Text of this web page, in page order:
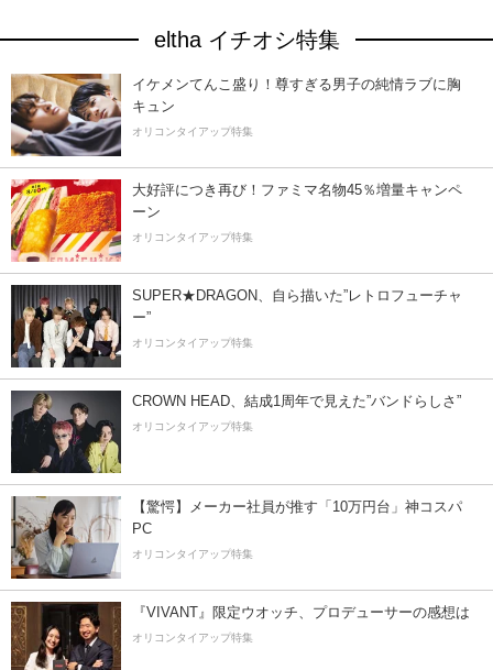
eltha イチオシ特集
イケメンてんこ盛り！尊すぎる男子の純情ラブに胸
キュン
オリコンタイアップ特集
大好評につき再び！ファミマ名物45％増量キャンペ
ーン
オリコンタイアップ特集
SUPER★DRAGON、自ら描いた”レトロフューチャ
ー”
オリコンタイアップ特集
CROWN HEAD、結成1周年で見えた”バンドらしさ”
オリコンタイアップ特集
【驚愕】メーカー社員が推す「10万円台」神コスパ
PC
オリコンタイアップ特集
『VIVANT』限定ウオッチ、プロデューサーの感想は
オリコンタイアップ特集